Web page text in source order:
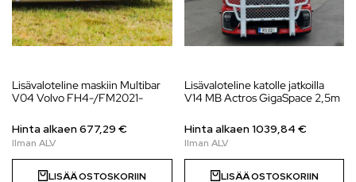
Lisävaloteline maskiin Multibar
V04 Volvo FH4-/FM2021-
Hinta alkaen677,29 €
LISÄÄ OSTOSKORIIN
Lisävaloteline katolle jatkoilla
V14 MB Actros GigaSpace 2,5m
Hinta alkaen1039,84 €
LISÄÄ OSTOSKORIIN